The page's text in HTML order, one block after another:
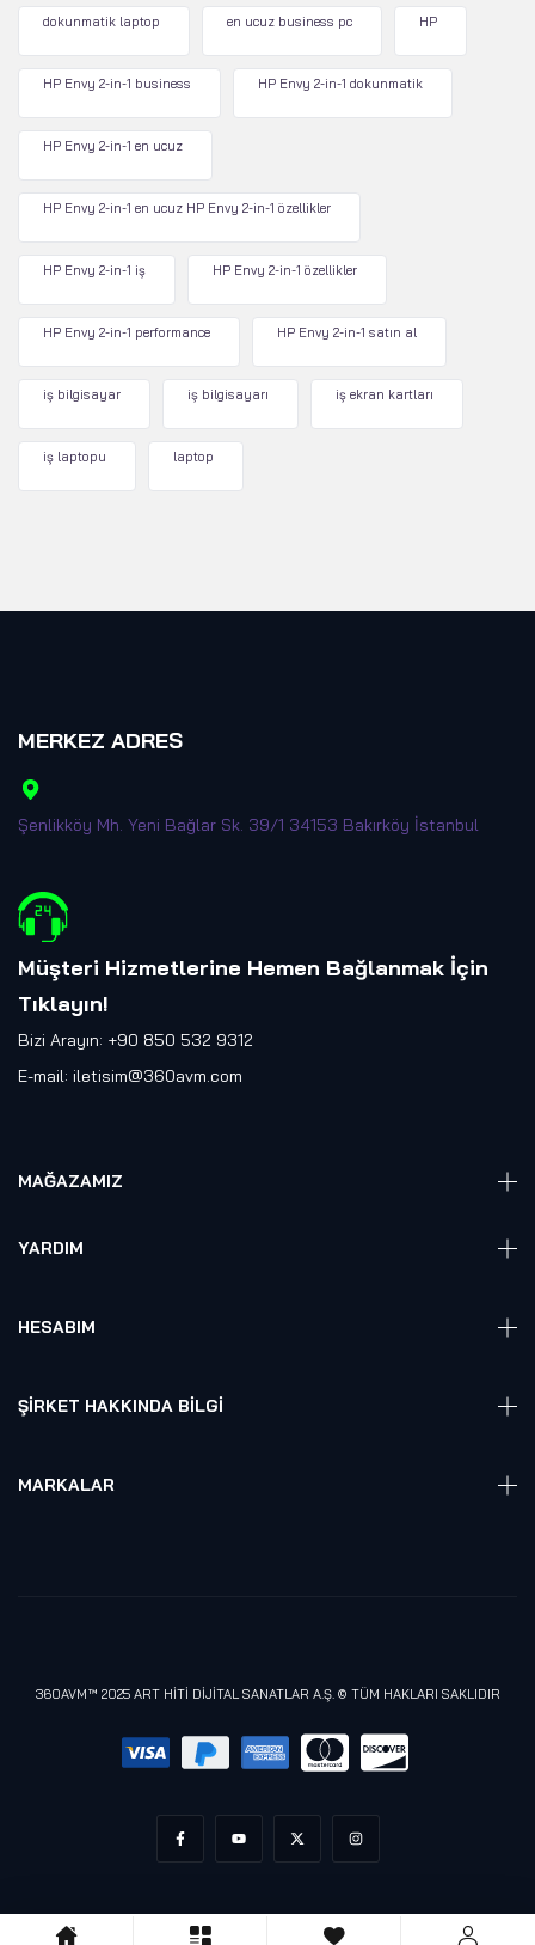
dokunmatik laptop en ucuz business pc HP
HP Envy 2-in-1 business HP Envy 2-in-1 dokunmatik
HP Envy 2-in-1 en ucuz
HP Envy 2-in-1 en ucuz HP Envy 2-in-1 özellikler
HP Envy 2-in-1 iş HP Envy 2-in-1 özellikler
HP Envy 2-in-1 performance HP Envy 2-in-1 satın al
iş bilgisayar iş bilgisayarı iş ekran kartları
iş laptopu laptop
MERKEZ ADRES
Şenlikköy Mh. Yeni Bağlar Sk. 39/1 34153 Bakırköy İstanbul
Müşteri Hizmetlerine Hemen Bağlanmak İçin
Tıklayın!
Bizi Arayın: +90 850 532 9312
E-mail: iletisim@360avm.com
MAĞAZAMIZ
VR Ready PC
Elektronik
YARDIM
HESABIM
Sepet
ŞIRKET HAKKINDA BILGI
Referanslarımız
MARKALAR
360AVM™ 2025 ART HİTİ DİJİTAL SANATLAR A.Ş. © TÜM HAKLARI SAKLIDIR